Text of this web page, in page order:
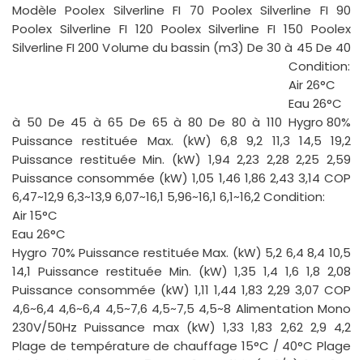
Modèle Poolex Silverline FI 70 Poolex Silverline FI 90
Poolex Silverline FI 120 Poolex Silverline FI 150 Poolex
Silverline FI 200 Volume du bassin (m3) De 30 à 45 De 40
à 50 De 45 à 65 De 65 à 80 De 80 à 110
Condition:
Air 26°C
Eau 26°C
Hygro 80%
Puissance restituée Max. (kW) 6,8 9,2 11,3 14,5 19,2
Puissance restituée Min. (kW) 1,94 2,23 2,28 2,25 2,59
Puissance consommée (kW) 1,05 1,46 1,86 2,43 3,14 COP
6,47~12,9 6,3~13,9 6,07~16,1 5,96~16,1 6,1~16,2 Condition:
Air 15°C
Eau 26°C
Hygro 70% Puissance restituée Max. (kW) 5,2 6,4 8,4 10,5
14,1 Puissance restituée Min. (kW) 1,35 1,4 1,6 1,8 2,08
Puissance consommée (kW) 1,11 1,44 1,83 2,29 3,07 COP
4,6~6,4 4,6~6,4 4,5~7,6 4,5~7,5 4,5~8 Alimentation Mono
230V/50Hz Puissance max (kW) 1,33 1,83 2,62 2,9 4,2
Plage de température de chauffage 15°C / 40°C Plage